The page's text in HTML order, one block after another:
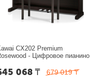
CX202 Premium
- Цифровое пианино
679 019 ₸
068₸